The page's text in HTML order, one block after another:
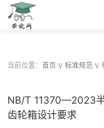
当前位置： 首页 标准规范
NB/T 11370—2023
齿轮箱设计要求